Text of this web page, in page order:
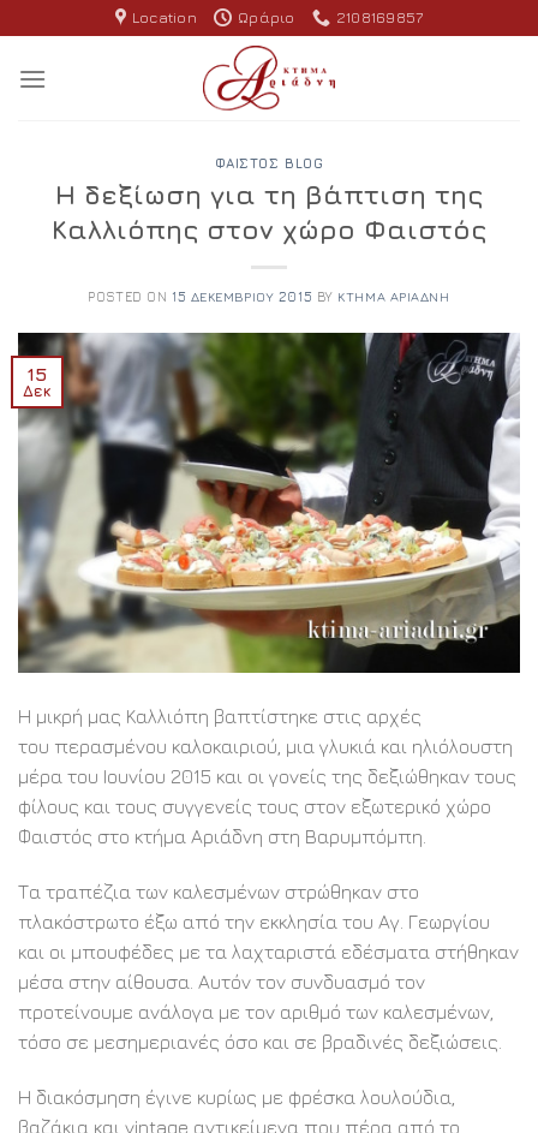
content
Location Ωράριο 2108169857
ΦΑΙΣΤΌΣ BLOG
Η δεξίωση για τη βάπτιση της
Καλλιόπης στον χώρο Φαιστός
POSTED ON 15 ΔΕΚΕΜΒΡΊΟΥ 2015 BY ΚΤΉΜΑ ΑΡΙΆΔΝΗ
15
Δεκ
Η μικρή μας Καλλιόπη βαπτίστηκε στις αρχές
του περασμένου καλοκαιριού, μια γλυκιά και ηλιόλουστη
μέρα του Ιουνίου 2015 και οι γονείς της δεξιώθηκαν τους
φίλους και τους συγγενείς τους στον εξωτερικό χώρο
Φαιστός στο κτήμα Αριάδνη στη Βαρυμπόμπη.
Τα τραπέζια των καλεσμένων στρώθηκαν στο
πλακόστρωτο έξω από την εκκλησία του Αγ. Γεωργίου
και οι μπουφέδες με τα λαχταριστά εδέσματα στήθηκαν
μέσα στην αίθουσα. Αυτόν τον συνδυασμό τον
προτείνουμε ανάλογα με τον αριθμό των καλεσμένων,
τόσο σε μεσημεριανές όσο και σε βραδινές δεξιώσεις.
Η διακόσμηση έγινε κυρίως με φρέσκα λουλούδια,
βαζάκια και vintage αντικείμενα που πέρα από το